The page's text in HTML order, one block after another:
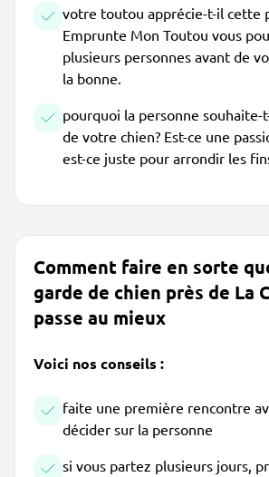
votre toutou apprécie-t-il cette
Emprunte Mon Toutou vous
plusieurs personnes avant de
la bonne.
pourquoi la personne souhaite-
de votre chien? Est-ce une
est-ce juste pour arrondir les
Comment faire en sorte
garde de chien près de La
passe au mieux
Voici nos conseils :
faite une première rencontre
décider sur la personne
si vous partez plusieurs jours,